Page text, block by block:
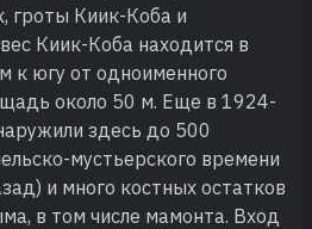
гроты Киик-Коба и
Киик-Коба находится в
к югу от одноименного
около 50 м. Еще в 1924-
здесь до 500
мустьерского времени
и много костных остатков
в том числе мамонта. Вход